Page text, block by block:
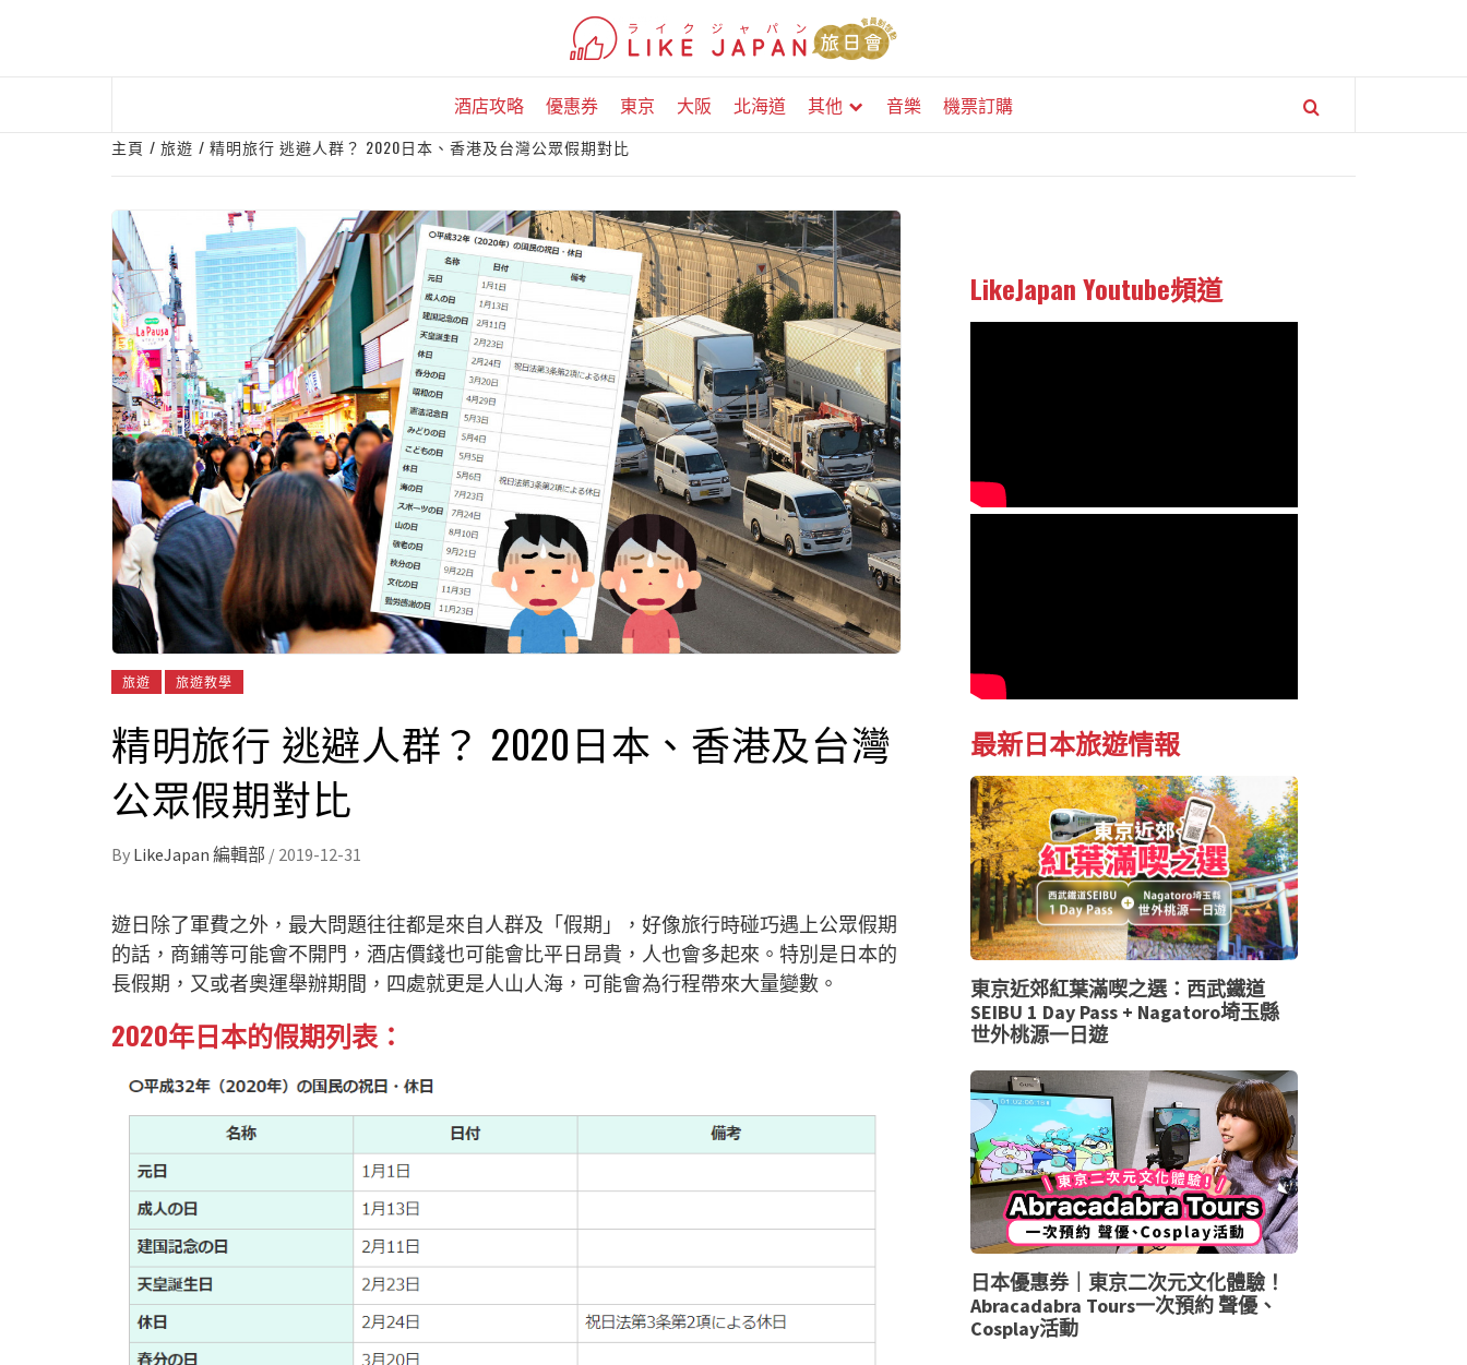
酒店攻略 優惠券 東京 大阪 北海道 其他 音樂 機票訂購
主頁 旅遊 精明旅行 逃避人群？ 2020日本、香港及台灣公眾假期對比
旅遊 旅遊教學
精明旅行 逃避人群？ 2020日本、香港及台灣
公眾假期對比
By LikeJapan 編輯部 / 2019-12-31
遊日除了軍費之外，最大問題往往都是來自人群及「假期」，好像旅行時碰巧遇上公眾假期
的話，商鋪等可能會不開門，酒店價錢也可能會比平日昂貴，人也會多起來。特別是日本的
長假期，又或者奧運舉辦期間，四處就更是人山人海，可能會為行程帶來大量變數。
2020年日本的假期列表：
LikeJapan Youtube頻道
最新日本旅遊情報
東京近郊紅葉滿喫之選：西武鐵道
SEIBU 1 Day Pass + Nagatoro埼玉縣
世外桃源一日遊
日本優惠券｜東京二次元文化體驗！
Abracadabra Tours一次預約 聲優、
Cosplay活動